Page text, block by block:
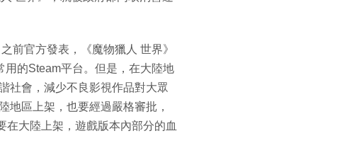
前官方發表，《魔物獵人 世界》
用的Steam平台。但是，在大陸地
社會，減少不良影視作品對大眾
地區上架，也要經過嚴格審批，
大陸上架，遊戲版本內部分的血